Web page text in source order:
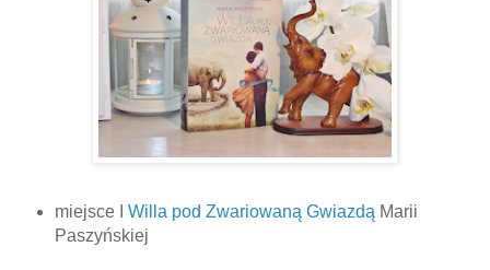
miejsce I Willa pod Zwariowaną Gwiazdą Marii
Paszyńskiej